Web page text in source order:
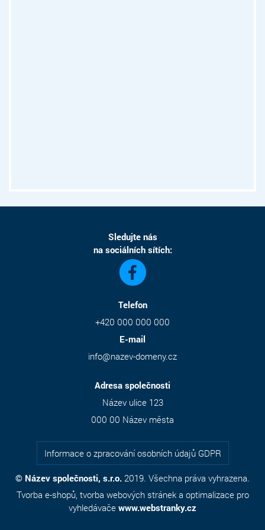
Sledujte nás
na sociálních sítích:
Telefon
+420 000 000 000
E-mail
info@nazev-domeny.cz
Adresa společnosti
Název ulice 123
000 00 Název města
Informace o zpracování osobních údajů GDPR
© Název společnosti, s.r.o. 2019. Všechna práva vyhrazena.
Tvorba e-shopů, tvorba webových stráneka optimalizace pro
vyhledávače www.webstranky.cz